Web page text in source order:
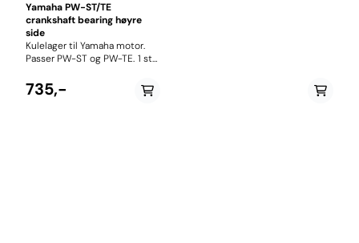
Yamaha PW-ST/TE
crankshaft bearing høyre
side
Kulelager til Yamaha motor.
Passer PW-ST og PW-TE. 1 stk
kulelager. Høyre Side.
735,-